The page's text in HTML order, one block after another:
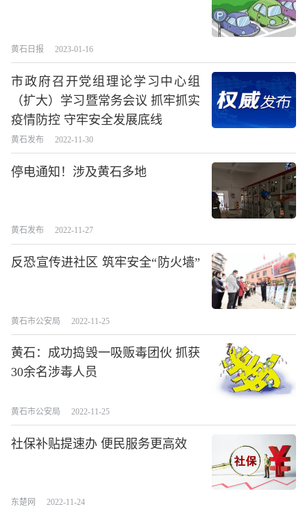
黄石日报 2023-01-16
市政府召开党组理论学习中心组
（扩大）学习暨常务会议 抓牢抓实
疫情防控 守牢安全发展底线
黄石发布 2022-11-30
停电通知！涉及黄石多地
黄石发布 2022-11-27
反恐宣传进社区 筑牢安全“防火墙”
黄石市公安局 2022-11-25
黄石：成功捣毁一吸贩毒团伙 抓获
30余名涉毒人员
黄石市公安局 2022-11-25
社保补贴提速办 便民服务更高效
东楚网 2022-11-24